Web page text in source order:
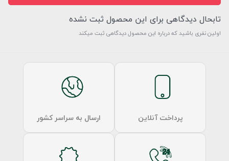
تابحال دیدگاهی برای این محصول ثبت نشده
اولین نفری باشید که درباره این محصول دیدگاهی ثبت میکند
پرداخت آنلاین ارسال به سراسر کشور